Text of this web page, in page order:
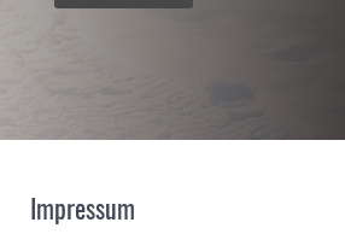
Impressum